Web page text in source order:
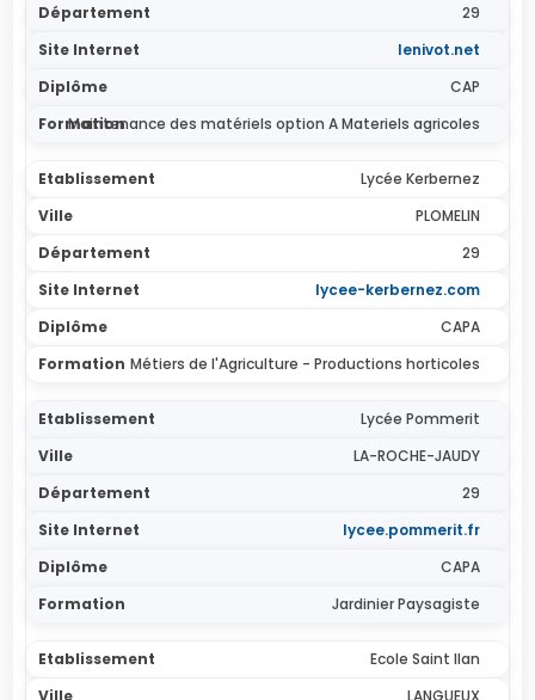
29
lenivot.net
CAP
Maintenance des matériels option A Materiels agricoles
Lycée Kerbernez
PLOMELIN
29
lycee-kerbernez.com
CAPA
Métiers de l'Agriculture - Productions horticoles
Lycée Pommerit
LA-ROCHE-JAUDY
29
lycee.pommerit.fr
CAPA
Jardinier Paysagiste
Ecole Saint Ilan
LANGUEUX